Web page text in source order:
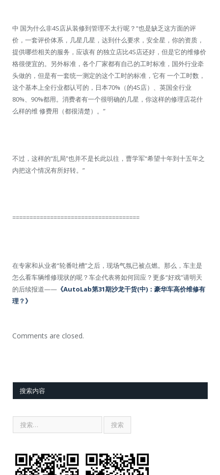
中 国为什么非4S店从装修到管理不太行呢？“也是缺乏这方面的评
价，一套评价体系，几星几星，达到什么要求，安全星，你的资质，
提供哪些相关的服务，应该有 的独立店比4S店还好，但是它的维修价
格很便宜的。另外标准，各个厂家都有自己的工时标准，国外行业牵
头做的，但是有一套统一测定的这个工时的标准，它有 一个工时数，
这个基本上全行业都认可的，日本70%（的4S店）、英国全行业
80%、90%都用。消费者有一个很明确的几星，你这样的修理店花什
么样的维 修费用（都很清楚）。”
不过，这样的“乱局”也并不是长此以往，曹学军“希望十年到十五年之
内把这个情况有所好转。”
=====================================
在专家和从业者“轮番吐槽”之后，现场气氛已被点燃。那么，车主是
怎么看车辆维修现状的呢？车企代表将如何回应？更多“好戏”请明天
的后续报道—— 《AutoLab第31期沙龙干货(中)：豪华车高价维修有
理？》
Comments are closed.
搜索内容